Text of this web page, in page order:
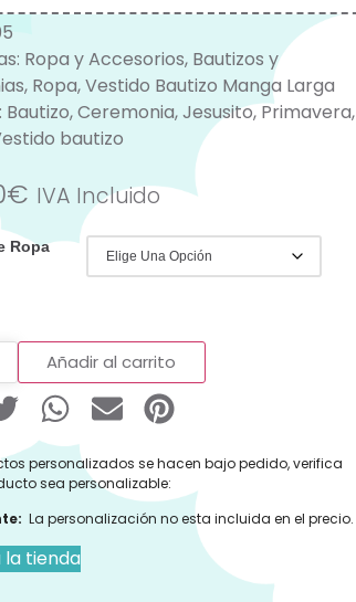
Ropa y Accesorios, Bautizos y
, Ropa,Vestido Bautizo Manga Larga
Bautizo,Ceremonia,Jesusito,Primavera,
bautizo
€ IVA Incluido
Ropa
Añadir al carrito
personalizados se hacen bajo pedido, verifica
sea personalizable:
La personalización no esta incluida en el precio.
la tienda